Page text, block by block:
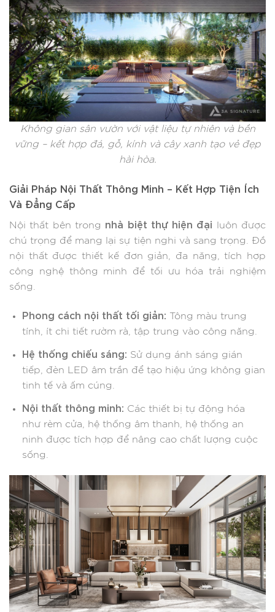
Không gian sân vườn với vật liệu tự nhiên và bền
vững – kết hợp đá, gỗ, kính và cây xanh tạo vẻ đẹp
hài hòa.
Giải Pháp Nội Thất Thông Minh – Kết Hợp Tiện Ích
Và Đẳng Cấp
Nội thất bên trong nhà biệt thự hiện đại luôn được
chú trọng để mang lại sự tiện nghi và sang trọng. Đồ
nội thất được thiết kế đơn giản, đa năng, tích hợp
công nghệ thông minh để tối ưu hóa trải nghiệm
sống.
Phong cách nội thất tối giản: Tông màu trung
tính, ít chi tiết rườm rà, tập trung vào công năng.
Hệ thống chiếu sáng: Sử dụng ánh sáng gián
tiếp, đèn LED âm trần để tạo hiệu ứng không gian
tinh tế và ấm cúng.
Nội thất thông minh: Các thiết bị tự động hóa
như rèm cửa, hệ thống âm thanh, hệ thống an
ninh được tích hợp để nâng cao chất lượng cuộc
sống.